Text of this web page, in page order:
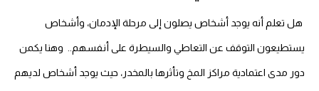
هل تعلم أنه يوجد أشخاص يصلون إلى مرحلة الإدمان، وأشخاص
يستطيعون التوقف عن التعاطي والسيطرة على أنفسهم.. وهنا يكمن
دور مدى اعتمادية مراكز المخ وتأثرها بالمخدر، حيث يوجد أشخاص لديهم